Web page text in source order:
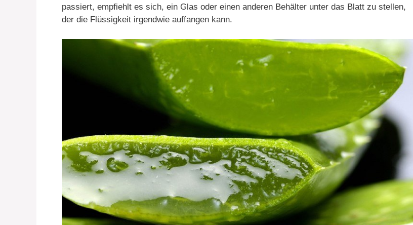
passiert, empfiehlt es sich, ein Glas oder einen anderen Behälter unter das Blatt zu stellen,
der die Flüssigkeit irgendwie auffangen kann.